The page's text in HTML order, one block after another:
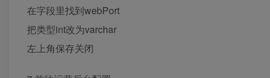
在字段里找到webPort
把类型int改为varchar
左上角保存关闭